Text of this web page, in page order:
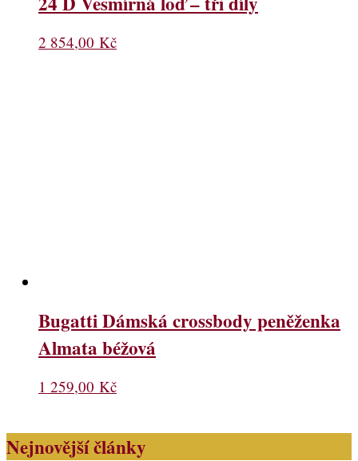
2 854,00 Kč
Bugatti Dámská crossbody peněženka
Almata béžová
1 259,00 Kč
Nejnovější články